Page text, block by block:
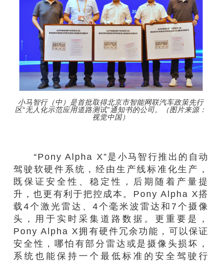
小马智行（中）是首批取得北京市智能网联汽车政策先行
区“无人化示范应用道路测试”通知书的公司。（图片来源：
视觉中国）
“Pony Alpha X”是小马智行推出的自动
驾驶软硬件系统，经由生产线标准化生产，
既保证安全性、稳定性，后期随着产量提
升，也更有利于把控成本。Pony Alpha X搭
载4个激光雷达、4个毫米波雷达和7个摄像
头，用于实时采集道路数据。更重要是，
Pony Alpha X拥有硬件冗余功能，可以保证
安全性，哪怕有部分雷达或是摄像头损坏，
系统也能保持一个最低标准的安全驾驶行